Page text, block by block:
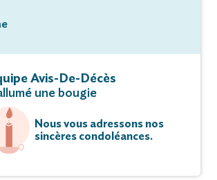
Avis-De-Décès
une bougie
Nous vous adressons nos
sincères condoléances.